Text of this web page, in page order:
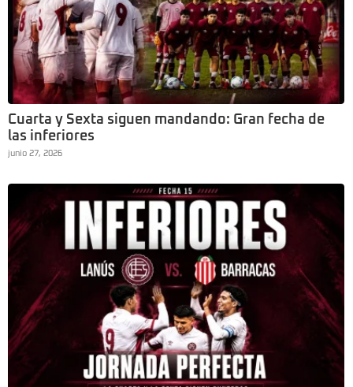
Cuarta y Sexta siguen mandando: Gran fecha de
las inferiores
junio 27, 2026